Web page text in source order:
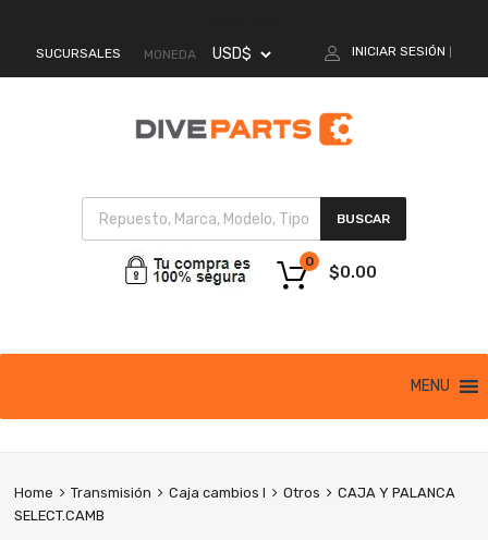
SUCURSALES MONEDA INICIAR SESIÓN
BUSCAR
$0.00
0
MENU
Home Transmisión Caja cambios I Otros
CAJA Y PALANCA
SELECT.CAMB